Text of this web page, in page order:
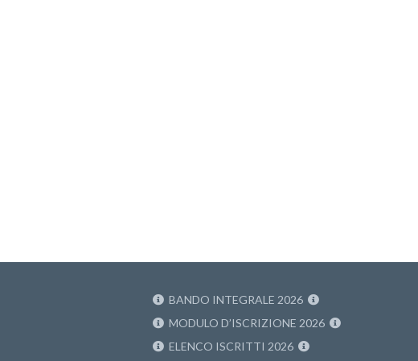
BANDO INTEGRALE 2026
MODULO D’ISCRIZIONE 2026
ELENCO ISCRITTI 2026